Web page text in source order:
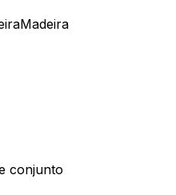
conjunto